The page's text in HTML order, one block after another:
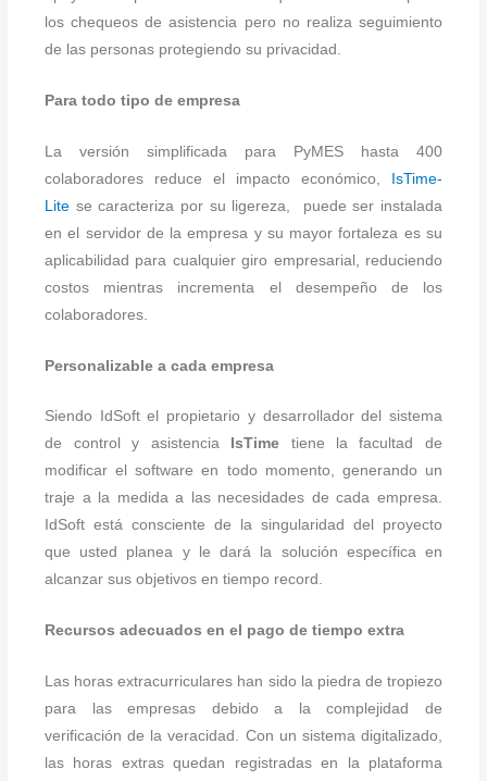
los chequeos de asistencia pero no realiza seguimiento
de las personas protegiendo su privacidad.
Para todo tipo de empresa
La versión simplificada para PyMES hasta 400
colaboradores reduce el impacto económico, IsTime-
Lite se caracteriza por su ligereza, puede ser instalada
en el servidor de la empresa y su mayor fortaleza es su
aplicabilidad para cualquier giro empresarial, reduciendo
costos mientras incrementa el desempeño de los
colaboradores.
Personalizable a cada empresa
Siendo IdSoft el propietario y desarrollador del sistema
de control y asistencia
IsTime tiene la facultad de
modificar el software en todo momento, generando un
traje a la medida a las necesidades de cada empresa.
IdSoft está consciente de la singularidad del proyecto
que usted planea y le dará la solución específica en
alcanzar sus objetivos en tiempo record.
Recursos adecuados en el pago de tiempo extra
Las horas extracurriculares han sido la piedra de tropiezo
para las empresas debido a la complejidad de
verificación de la veracidad. Con un sistema digitalizado,
las horas extras quedan registradas en la plataforma